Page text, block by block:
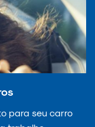
para seu carro